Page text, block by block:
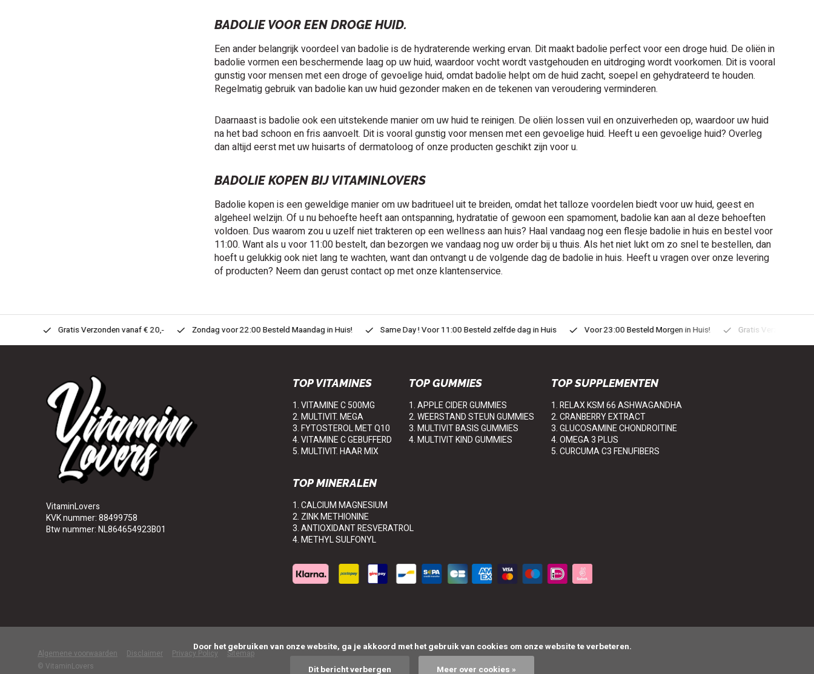
BADOLIE VOOR EEN DROGE HUID.
Een ander belangrijk voordeel van badolie is de hydraterende werking ervan. Dit maakt badolie perfect voor een droge huid. De oliën in
badolie vormen een beschermende laag op uw huid, waardoor vocht wordt vastgehouden en uitdroging wordt voorkomen. Dit is vooral
gunstig voor mensen met een droge of gevoelige huid, omdat badolie helpt om de huid zacht, soepel en gehydrateerd te houden.
Regelmatig gebruik van badolie kan uw huid gezonder maken en de tekenen van veroudering verminderen.
Daarnaast is badolie ook een uitstekende manier om uw huid te reinigen. De oliën lossen vuil en onzuiverheden op, waardoor uw huid
na het bad schoon en fris aanvoelt. Dit is vooral gunstig voor mensen met een gevoelige huid. Heeft u een gevoelige huid? Overleg
dan altijd eerst met uw huisarts of dermatoloog of onze producten geschikt zijn voor u.
BADOLIE KOPEN BIJ VITAMINLOVERS
Badolie kopen is een geweldige manier om uw badritueel uit te breiden, omdat het talloze voordelen biedt voor uw huid, geest en
algeheel welzijn. Of u nu behoefte heeft aan ontspanning, hydratatie of gewoon een spamoment, badolie kan aan al deze behoeften
voldoen. Dus waarom zou u uzelf niet trakteren op een wellness aan huis? Haal vandaag nog een flesje badolie in huis en bestel voor
11:00. Want als u voor 11:00 bestelt, dan bezorgen we vandaag nog uw order bij u thuis. Als het niet lukt om zo snel te bestellen, dan
hoeft u gelukkig ook niet lang te wachten, want dan ontvangt u de volgende dag de badolie in huis. Heeft u vragen over onze levering
of producten? Neem dan gerust contact op met onze klantenservice.
Gratis Verzonden vanaf € 20,- Zondag voor 22:00 Besteld Maandag in Huis! Same Day ! Voor 11:00 Besteld zelfde dag in Huis Voor 23:00 Besteld Morgen in Huis! Gratis Verzonden
VitaminLovers
KVK nummer: 88499758
Btw nummer: NL864654923B01
TOP VITAMINES
1. VITAMINE C 500MG
2. MULTIVIT. MEGA
3. FYTOSTEROL MET Q10
4. VITAMINE C GEBUFFERD
5. MULTIVIT. HAAR MIX
TOP GUMMIES
1. APPLE CIDER GUMMIES
2. WEERSTAND STEUN GUMMIES
3. MULTIVIT BASIS GUMMIES
4. MULTIVIT KIND GUMMIES
TOP SUPPLEMENTEN
1. RELAX KSM 66 ASHWAGANDHA
2. CRANBERRY EXTRACT
3. GLUCOSAMINE CHONDROITINE
4. OMEGA 3 PLUS
5. CURCUMA C3 FENUFIBERS
TOP MINERALEN
1. CALCIUM MAGNESIUM
2. ZINK METHIONINE
3. ANTIOXIDANT RESVERATROL
4. METHYL SULFONYL
Algemene voorwaarden Disclaimer Privacy Policy
Sitemap
© VitaminLovers
Dit bericht verbergen
Meer over cookies »